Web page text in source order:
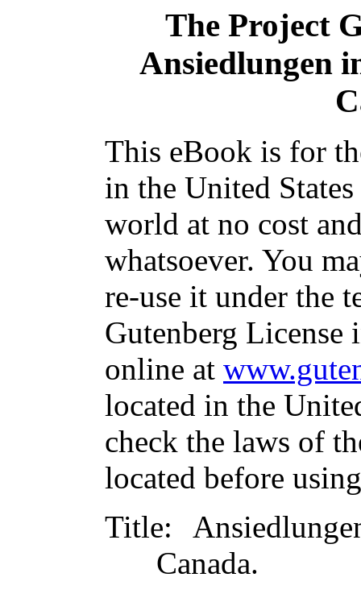
The Project
Ansiedlungen
This eBook is for
in the United
world at no cost
whatsoever. You
re-use it under the
Gutenberg
online at
located in the
check the laws of
located before
Title:
Canada.